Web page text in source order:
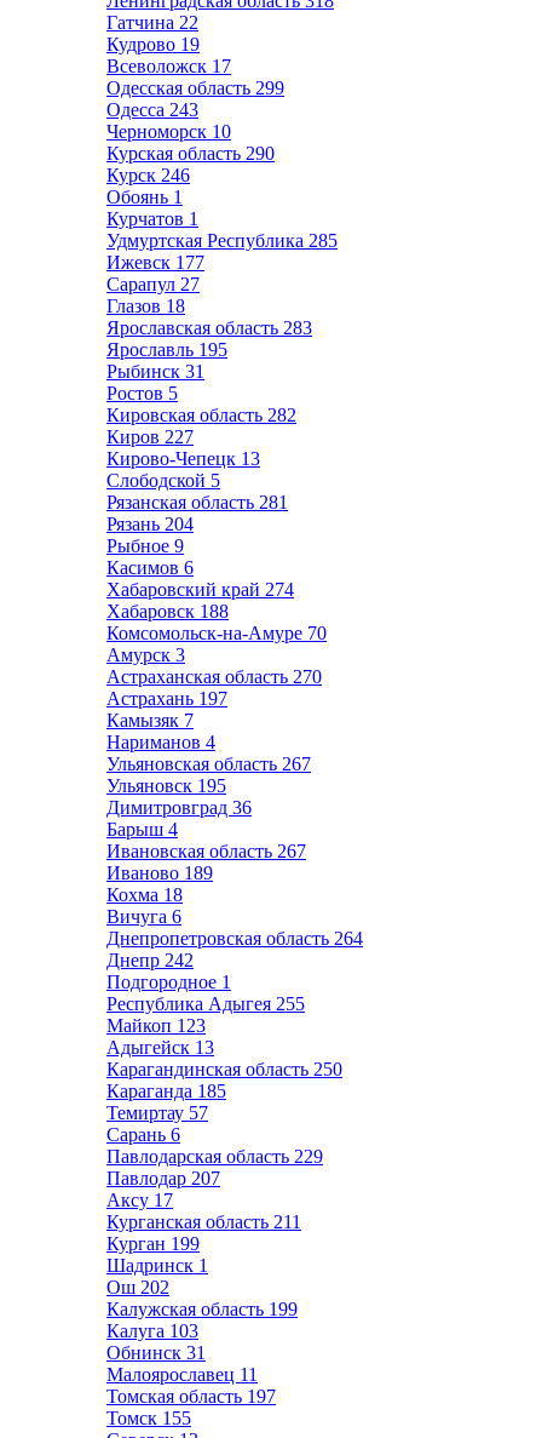
Гатчина 22
Кудрово 19
Всеволожск 17
Одесская область 299
Одесса 243
Черноморск 10
Курская область 290
Курск 246
Обоянь 1
Курчатов 1
Удмуртская Республика 285
Ижевск 177
Сарапул 27
Глазов 18
Ярославская область 283
Ярославль 195
Рыбинск 31
Ростов 5
Кировская область 282
Киров 227
Кирово-Чепецк 13
Слободской 5
Рязанская область 281
Рязань 204
Рыбное 9
Касимов 6
Хабаровский край 274
Хабаровск 188
Комсомольск-на-Амуре 70
Амурск 3
Астраханская область 270
Астрахань 197
Камызяк 7
Нариманов 4
Ульяновская область 267
Ульяновск 195
Димитровград 36
Барыш 4
Ивановская область 267
Иваново 189
Кохма 18
Вичуга 6
Днепропетровская область 264
Днепр 242
Подгородное 1
Республика Адыгея 255
Майкоп 123
Адыгейск 13
Карагандинская область 250
Караганда 185
Темиртау 57
Сарань 6
Павлодарская область 229
Павлодар 207
Аксу 17
Курганская область 211
Курган 199
Шадринск 1
Ош 202
Калужская область 199
Калуга 103
Обнинск 31
Малоярославец 11
Томская область 197
Томск 155